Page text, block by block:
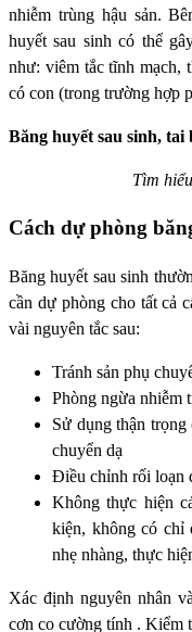
nhiễm trùng hậu sản.
huyết sau sinh có thể
như: viêm tắc tĩnh mạch,
có con (trong trường hợp
Băng huyết sau sinh, tai
Tìm
Cách dự phòng
Băng huyết sau sinh
cần dự phòng cho tất cả
vài nguyên tắc sau:
Tránh sản phụ
Phòng ngừa nhiễm
Sử dụng thận
chuyển dạ
Điều chỉnh rối loạn
Không thực hiện
kiện, không có chỉ
nhẹ nhàng, thực
Xác định nguyên nhân
cơn co cường tính . Kiểm